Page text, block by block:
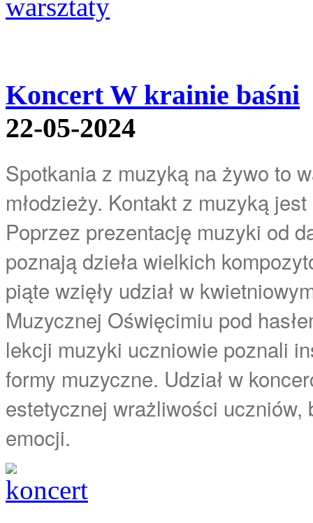
Koncert W krainie baśni
22-05-2024
Spotkania z muzyką na żywo to
młodzieży. Kontakt z muzyką
Poprzez prezentację muzyki od
poznają dzieła wielkich
piąte wzięły udział w
Muzycznej Oświęcimiu pod
lekcji muzyki uczniowie poznali
formy muzyczne. Udział w
estetycznej wrażliwości uczniów,
emocji.